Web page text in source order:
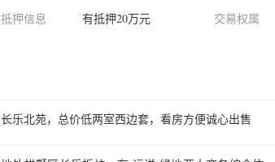
抵押信息
有抵押20万元
交易权属
长乐北苑，总价低两室西边套，看房方便诚心出售